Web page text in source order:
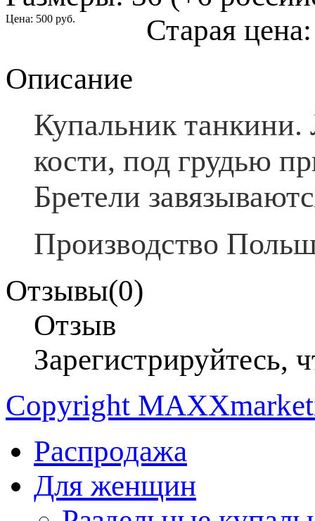
Цена: 500 руб.
Старая
Описание
Купальник
кости, под грудью
Бретели
Производство
Отзывы(0)
Отзыв
Зарегистрируйтесь,
Copyright
Распродажа
Для женщин